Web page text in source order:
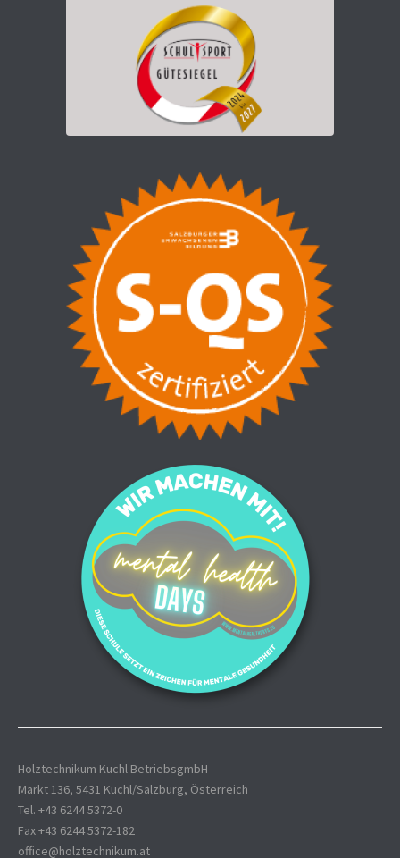
Holztechnikum Kuchl BetriebsgmbH
Markt 136, 5431 Kuchl/Salzburg, Österreich
Tel. +43 6244 5372-0
Fax +43 6244 5372-182
office@holztechnikum.at